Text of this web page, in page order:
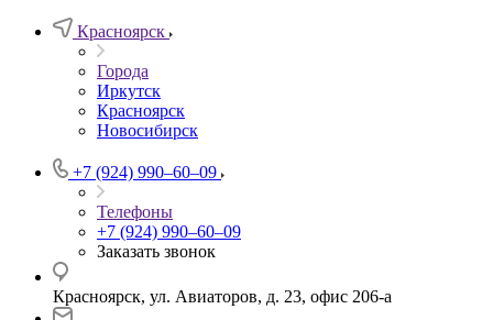
Красноярск
Города
Иркутск
Красноярск
Новосибирск
+7 (924) 990‒60‒09
Телефоны
+7 (924) 990‒60‒09
Заказать звонок
Красноярск, ул. Авиаторов, д. 23, офис 206-а